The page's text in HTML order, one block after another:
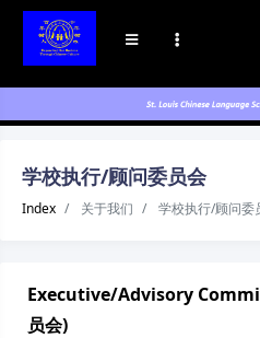
学校执行/顾问委员会
Index 关于我们 学校执行/顾问委
Executive/Advisory
员会)